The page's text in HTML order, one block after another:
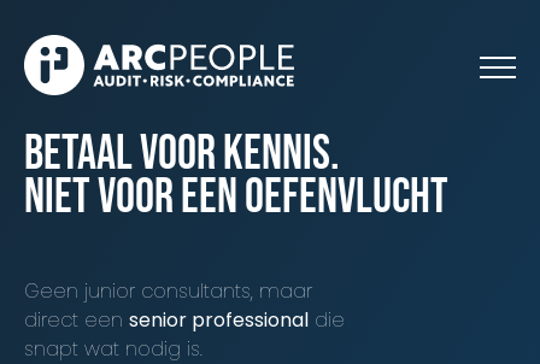
betaal voor kennis.
niet voor een oefenvlucht
Geen junior consultants, maar
direct een senior professional die
snapt wat nodig is.